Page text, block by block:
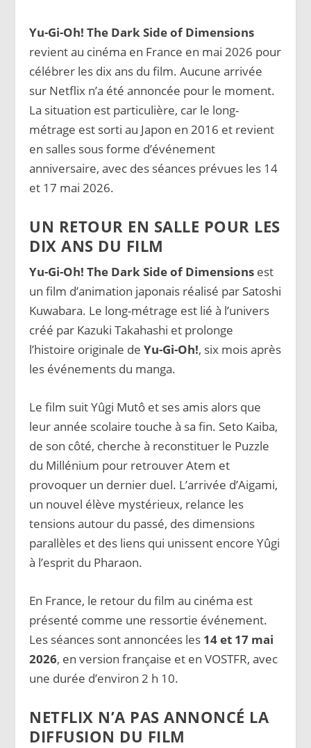
Yu-Gi-Oh! The Dark Side of Dimensions
revient au cinéma en France en mai 2026 pour
célébrer les dix ans du film. Aucune arrivée
sur Netflix n’a été annoncée pour le moment.
La situation est particulière, car le long-
métrage est sorti au Japon en 2016 et revient
en salles sous forme d’événement
anniversaire, avec des séances prévues les 14
et 17 mai 2026.
UN RETOUR EN SALLE POUR LES
DIX ANS DU FILM
Yu-Gi-Oh! The Dark Side of Dimensions est
un film d’animation japonais réalisé par Satoshi
Kuwabara. Le long-métrage est lié à l’univers
créé par Kazuki Takahashi et prolonge
l’histoire originale deYu-Gi-Oh!, six mois après
les événements du manga.
Le film suit Yûgi Mutô et ses amis alors que
leur année scolaire touche à sa fin. Seto Kaiba,
de son côté, cherche à reconstituer le Puzzle
du Millénium pour retrouver Atem et
provoquer un dernier duel. L’arrivée d’Aigami,
un nouvel élève mystérieux, relance les
tensions autour du passé, des dimensions
parallèles et des liens qui unissent encore Yûgi
à l’esprit du Pharaon.
En France, le retour du film au cinéma est
présenté comme une ressortie événement.
Les séances sont annoncées les 14 et 17 mai
2026, en version française et en VOSTFR, avec
une durée d’environ 2 h 10.
NETFLIX N’A PAS ANNONCÉ LA
DIFFUSION DU FILM